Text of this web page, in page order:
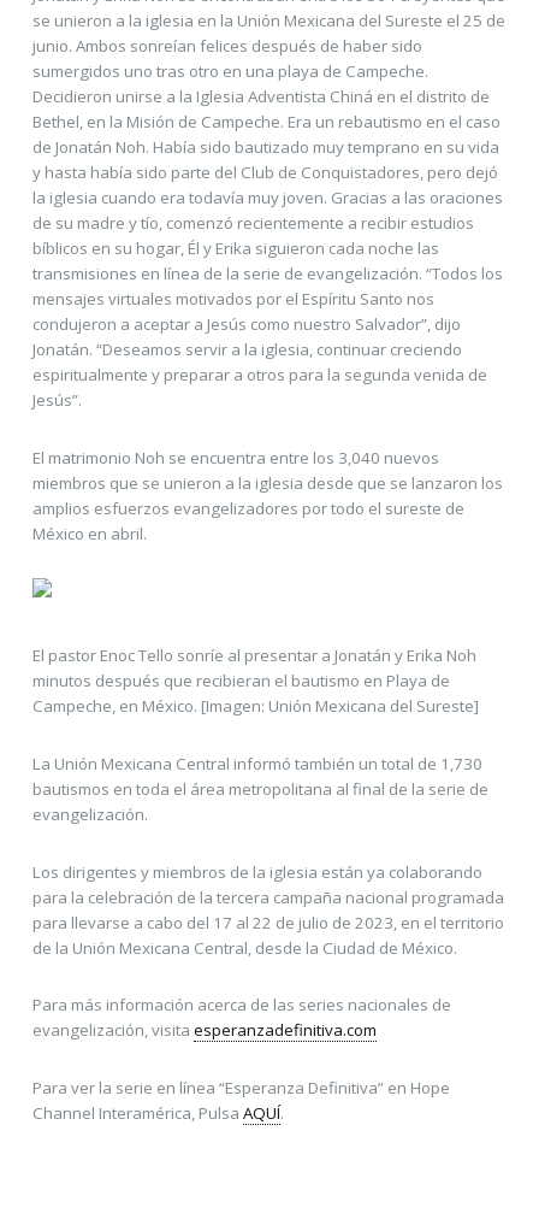
se unieron a la iglesia en la Unión Mexicana del Sureste el 25 de
junio. Ambos sonreían felices después de haber sido
sumergidos uno tras otro en una playa de Campeche.
Decidieron unirse a la Iglesia Adventista Chiná en el distrito de
Bethel, en la Misión de Campeche. Era un rebautismo en el caso
de Jonatán Noh. Había sido bautizado muy temprano en su vida
y hasta había sido parte del Club de Conquistadores, pero dejó
la iglesia cuando era todavía muy joven. Gracias a las oraciones
de su madre y tío, comenzó recientemente a recibir estudios
bíblicos en su hogar, Él y Erika siguieron cada noche las
transmisiones en línea de la serie de evangelización. “Todos los
mensajes virtuales motivados por el Espíritu Santo nos
condujeron a aceptar a Jesús como nuestro Salvador”, dijo
Jonatán. “Deseamos servir a la iglesia, continuar creciendo
espiritualmente y preparar a otros para la segunda venida de
Jesús”.
El matrimonio Noh se encuentra entre los 3,040 nuevos
miembros que se unieron a la iglesia desde que se lanzaron los
amplios esfuerzos evangelizadores por todo el sureste de
México en abril.
El pastor Enoc Tello sonríe al presentar a Jonatán y Erika Noh
minutos después que recibieran el bautismo en Playa de
Campeche, en México. [Imagen: Unión Mexicana del Sureste]
La Unión Mexicana Central informó también un total de 1,730
bautismos en toda el área metropolitana al final de la serie de
evangelización.
Los dirigentes y miembros de la iglesia están ya colaborando
para la celebración de la tercera campaña nacional programada
para llevarse a cabo del 17 al 22 de julio de 2023, en el territorio
de la Unión Mexicana Central, desde la Ciudad de México.
Para más información acerca de las series nacionales de
evangelización, visita esperanzadefinitiva.com
Para ver la serie en línea “Esperanza Definitiva” en Hope
Channel Interamérica, Pulsa AQUÍ.